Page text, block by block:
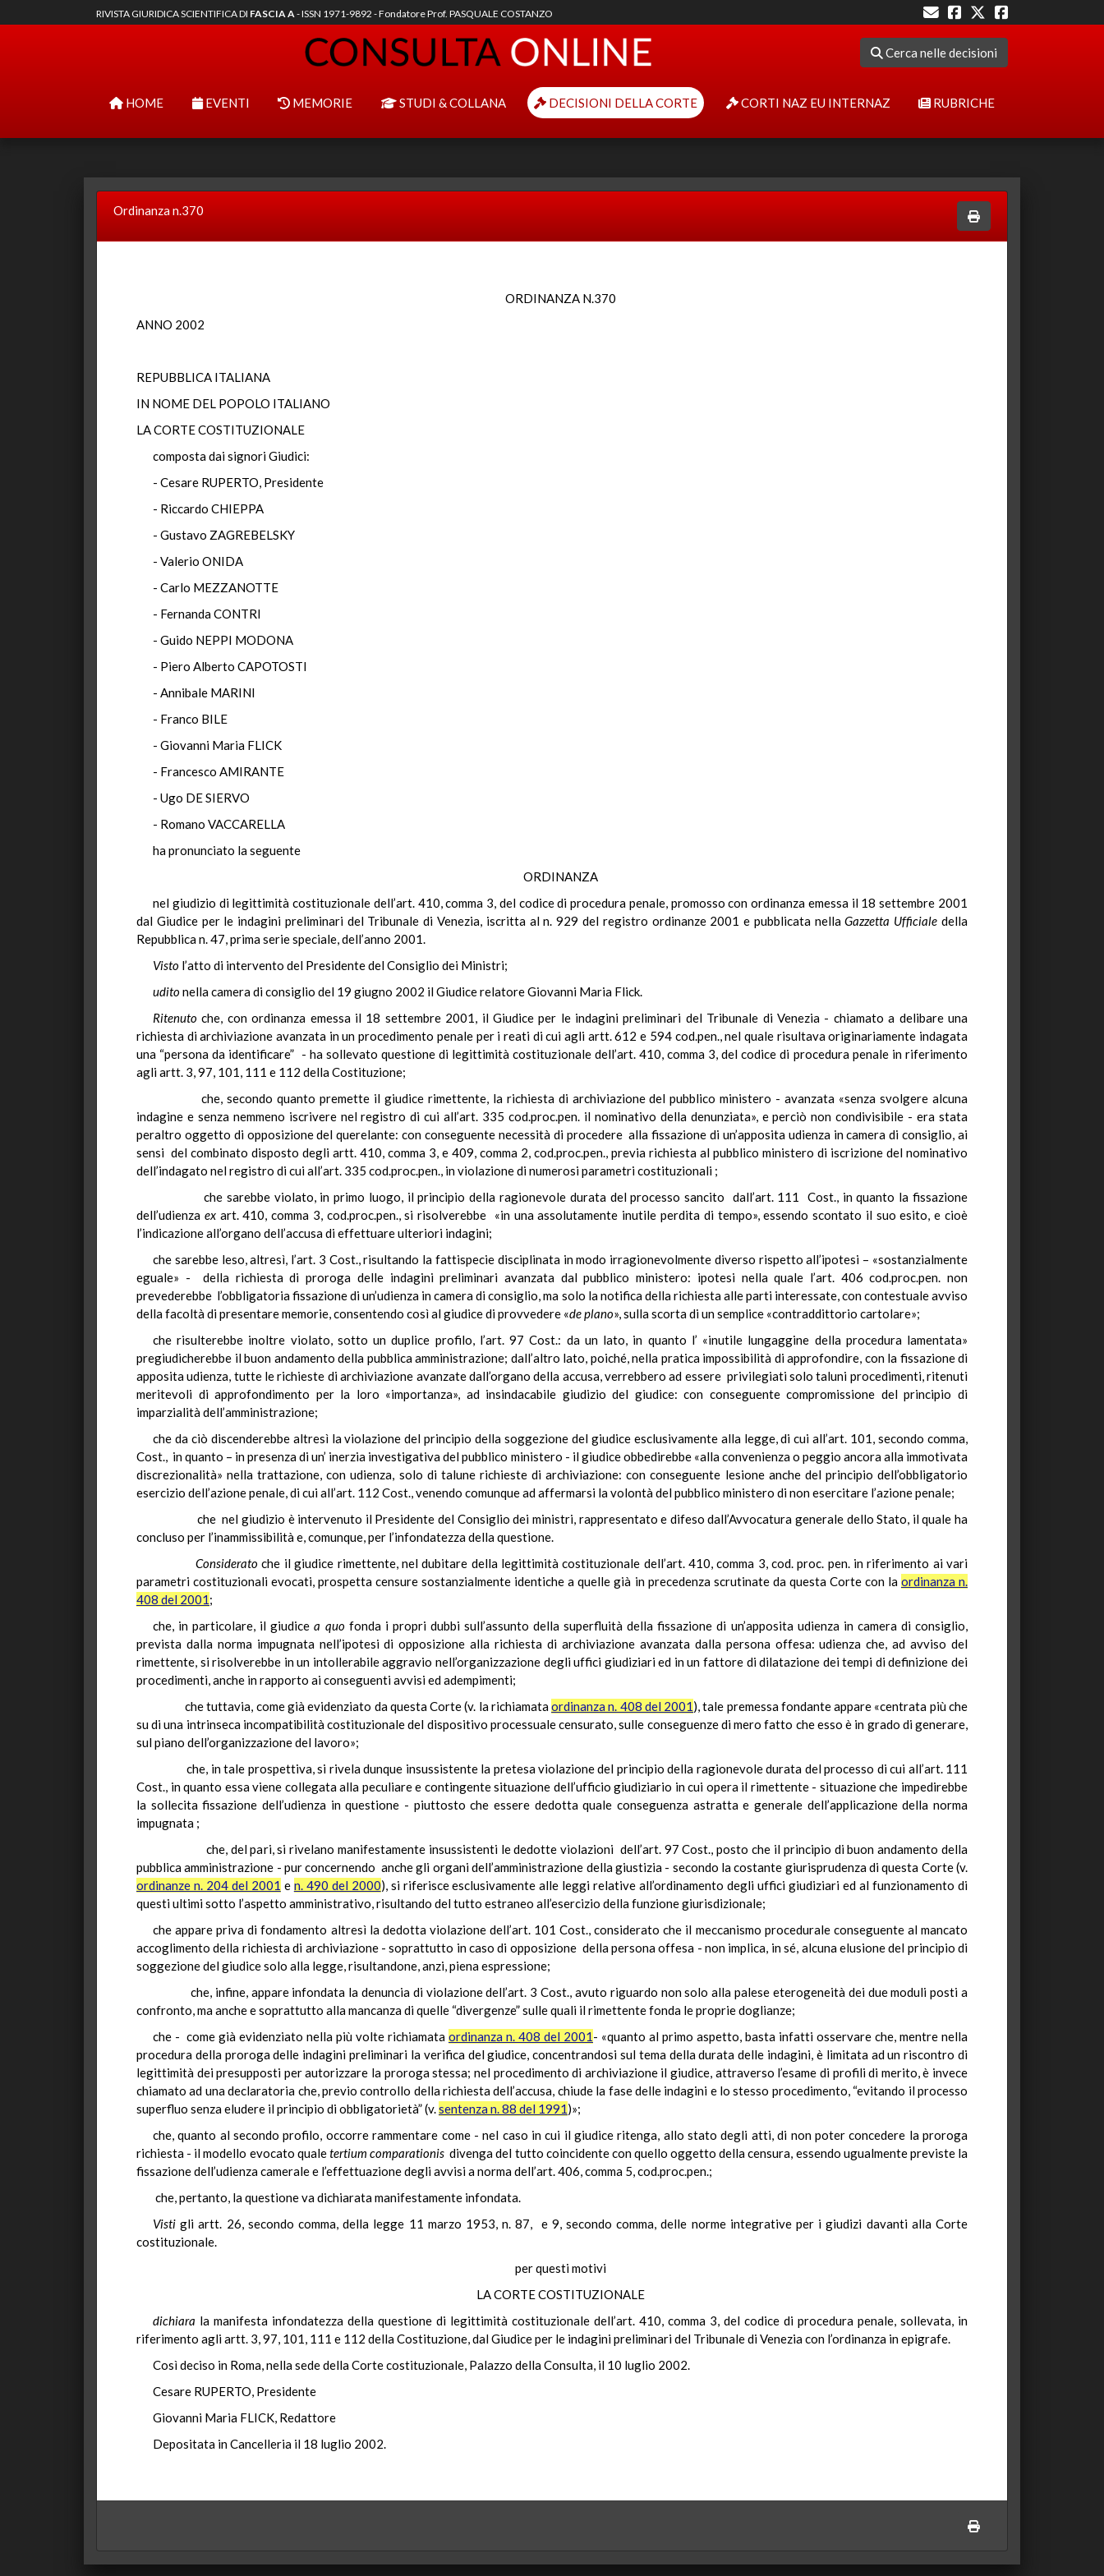
RIVISTA GIURIDICA SCIENTIFICA DI FASCIA A- ISSN 1971-9892 - Fondatore Prof. PASQUALE COSTANZO
Cerca nelle decisioni
HOME EVENTI MEMORIE STUDI & COLLANA DECISIONI DELLA CORTE CORTI NAZ EU INTERNAZ RUBRICHE
Ordinanza n.370
ORDINANZA N.370
ANNO 2002
REPUBBLICA ITALIANA
IN NOME DEL POPOLO ITALIANO
LA CORTE COSTITUZIONALE
composta dai signori Giudici:
- Cesare RUPERTO, Presidente
- Riccardo CHIEPPA
- Gustavo ZAGREBELSKY
- Valerio ONIDA
- Carlo MEZZANOTTE
- Fernanda CONTRI
- Guido NEPPI MODONA
- Piero Alberto CAPOTOSTI
- Annibale MARINI
- Franco BILE
- Giovanni Maria FLICK
- Francesco AMIRANTE
- Ugo DE SIERVO
- Romano VACCARELLA
ha pronunciato la seguente
ORDINANZA
nel giudizio di legittimità costituzionale dell’art. 410, comma 3, del codice di procedura penale, promosso con ordinanza emessa il 18 settembre 2001
dal Giudice per le indagini preliminari del Tribunale di Venezia, iscritta al n. 929 del registro ordinanze 2001 e pubblicata nellaGazzetta Ufficiale della
Repubblica n. 47, prima serie speciale, dell’anno 2001.
Visto l’atto di intervento del Presidente del Consiglio dei Ministri;
uditonella camera di consiglio del 19 giugno 2002 il Giudice relatore Giovanni Maria Flick.
Ritenuto che, con ordinanza emessa il 18 settembre 2001, il Giudice per le indagini preliminari del Tribunale di Venezia - chiamato a delibare una
richiesta di archiviazione avanzata in un procedimento penale per i reati di cui agli artt. 612 e 594 cod.pen., nel quale risultava originariamente indagata
una “persona da identificare” - ha sollevato questione di legittimità costituzionale dell’art. 410, comma 3, del codice di procedura penale in riferimento
agli artt. 3, 97, 101, 111 e 112 della Costituzione;
che, secondo quanto premette il giudice rimettente, la richiesta di archiviazione del pubblico ministero - avanzata «senza svolgere alcuna
indagine e senza nemmeno iscrivere nel registro di cui all’art. 335 cod.proc.pen. il nominativo della denunziata», e perciò non condivisibile - era stata
peraltro oggetto di opposizione del querelante: con conseguente necessità di procedere alla fissazione di un’apposita udienza in camera di consiglio, ai
sensi del combinato disposto degli artt. 410, comma 3, e 409, comma 2, cod.proc.pen., previa richiesta al pubblico ministero di iscrizione del nominativo
dell’indagato nel registro di cui all’art. 335 cod.proc.pen., in violazione di numerosi parametri costituzionali ;
che sarebbe violato, in primo luogo, il principio della ragionevole durata del processo sancito dall’art. 111 Cost., in quanto la fissazione
dell’udienza exart. 410, comma 3, cod.proc.pen., si risolverebbe «in una assolutamente inutile perdita di tempo», essendo scontato il suo esito, e cioè
l’indicazione all’organo dell’accusa di effettuare ulteriori indagini;
che sarebbe leso, altresì, l’art. 3 Cost., risultando la fattispecie disciplinata in modo irragionevolmente diverso rispetto all’ipotesi – «sostanzialmente
eguale» - della richiesta di proroga delle indagini preliminari avanzata dal pubblico ministero: ipotesi nella quale l’art. 406 cod.proc.pen. non
prevederebbe l’obbligatoria fissazione di un’udienza in camera di consiglio, ma solo la notifica della richiesta alle parti interessate, con contestuale avviso
della facoltà di presentare memorie, consentendo così al giudice di provvedere «de plano», sulla scorta di un semplice «contraddittorio cartolare»;
che risulterebbe inoltre violato, sotto un duplice profilo, l’art. 97 Cost.: da un lato, in quanto l’ «inutile lungaggine della procedura lamentata»
pregiudicherebbe il buon andamento della pubblica amministrazione; dall’altro lato, poiché, nella pratica impossibilità di approfondire, con la fissazione di
apposita udienza, tutte le richieste di archiviazione avanzate dall’organo della accusa, verrebbero ad essere privilegiati solo taluni procedimenti, ritenuti
meritevoli di approfondimento per la loro «importanza», ad insindacabile giudizio del giudice: con conseguente compromissione del principio di
imparzialità dell’amministrazione;
che da ciò discenderebbe altresì la violazione del principio della soggezione del giudice esclusivamente alla legge, di cui all’art. 101, secondo comma,
Cost., in quanto – in presenza di un’ inerzia investigativa del pubblico ministero - il giudice obbedirebbe «alla convenienza o peggio ancora alla immotivata
discrezionalità» nella trattazione, con udienza, solo di talune richieste di archiviazione: con conseguente lesione anche del principio dell’obbligatorio
esercizio dell’azione penale, di cui all’art. 112 Cost., venendo comunque ad affermarsi la volontà del pubblico ministero di non esercitare l’azione penale;
che nel giudizio è intervenuto il Presidente del Consiglio dei ministri, rappresentato e difeso dall’Avvocatura generale dello Stato, il quale ha
concluso per l’inammissibilità e, comunque, per l’infondatezza della questione.
Considerato che il giudice rimettente, nel dubitare della legittimità costituzionale dell’art. 410, comma 3, cod. proc. pen. in riferimento ai vari
parametri costituzionali evocati, prospetta censure sostanzialmente identiche a quelle già in precedenza scrutinate da questa Corte con la ordinanza n.
408 del 2001;
che, in particolare, il giudicea quofonda i propri dubbi sull’assunto della superfluità della fissazione di un’apposita udienza in camera di consiglio,
prevista dalla norma impugnata nell’ipotesi di opposizione alla richiesta di archiviazione avanzata dalla persona offesa: udienza che, ad avviso del
rimettente, si risolverebbe in un intollerabile aggravio nell’organizzazione degli uffici giudiziari ed in un fattore di dilatazione dei tempi di definizione dei
procedimenti, anche in rapporto ai conseguenti avvisi ed adempimenti;
che tuttavia, come già evidenziato da questa Corte (v. la richiamataordinanza n. 408 del 2001), tale premessa fondante appare «centrata più che
su di una intrinseca incompatibilità costituzionale del dispositivo processuale censurato, sulle conseguenze di mero fatto che esso è in grado di generare,
sul piano dell’organizzazione del lavoro»;
che, in tale prospettiva, si rivela dunque insussistente la pretesa violazione del principio della ragionevole durata del processo di cui all’art. 111
Cost., in quanto essa viene collegata alla peculiare e contingente situazione dell’ufficio giudiziario in cui opera il rimettente - situazione che impedirebbe
la sollecita fissazione dell’udienza in questione - piuttosto che essere dedotta quale conseguenza astratta e generale dell’applicazione della norma
impugnata ;
che, del pari, si rivelano manifestamente insussistenti le dedotte violazioni dell’art. 97 Cost., posto che il principio di buon andamento della
pubblica amministrazione - pur concernendo anche gli organi dell’amministrazione della giustizia - secondo la costante giurisprudenza di questa Corte (v.
ordinanze n. 204 del 2001 e n. 490 del 2000), si riferisce esclusivamente alle leggi relative all’ordinamento degli uffici giudiziari ed al funzionamento di
questi ultimi sotto l’aspetto amministrativo, risultando del tutto estraneo all’esercizio della funzione giurisdizionale;
che appare priva di fondamento altresì la dedotta violazione dell’art. 101 Cost., considerato che il meccanismo procedurale conseguente al mancato
accoglimento della richiesta di archiviazione - soprattutto in caso di opposizione della persona offesa - non implica, in sé, alcuna elusione del principio di
soggezione del giudice solo alla legge, risultandone, anzi, piena espressione;
che, infine, appare infondata la denuncia di violazione dell’art. 3 Cost., avuto riguardo non solo alla palese eterogeneità dei due moduli posti a
confronto, ma anche e soprattutto alla mancanza di quelle “divergenze” sulle quali il rimettente fonda le proprie doglianze;
che - come già evidenziato nella più volte richiamata ordinanza n. 408 del 2001- «quanto al primo aspetto, basta infatti osservare che, mentre nella
procedura della proroga delle indagini preliminari la verifica del giudice, concentrandosi sul tema della durata delle indagini, è limitata ad un riscontro di
legittimità dei presupposti per autorizzare la proroga stessa; nel procedimento di archiviazione il giudice, attraverso l’esame di profili di merito, è invece
chiamato ad una declaratoria che, previo controllo della richiesta dell’accusa, chiude la fase delle indagini e lo stesso procedimento, “evitando il processo
superfluo senza eludere il principio di obbligatorietà” (v.sentenza n. 88 del 1991)»;
che, quanto al secondo profilo, occorre rammentare come - nel caso in cui il giudice ritenga, allo stato degli atti, di non poter concedere la proroga
richiesta - il modello evocato qualetertium comparationis divenga del tutto coincidente con quello oggetto della censura, essendo ugualmente previste la
fissazione dell’udienza camerale e l’effettuazione degli avvisi a norma dell’art. 406, comma 5, cod.proc.pen.;
che, pertanto, la questione va dichiarata manifestamente infondata.
Visti gli artt. 26, secondo comma, della legge 11 marzo 1953, n. 87, e 9, secondo comma, delle norme integrative per i giudizi davanti alla Corte
costituzionale.
per questi motivi
LA CORTE COSTITUZIONALE
dichiara la manifesta infondatezza della questione di legittimità costituzionale dell’art. 410, comma 3, del codice di procedura penale, sollevata, in
riferimento agli artt. 3, 97, 101, 111 e 112 della Costituzione, dal Giudice per le indagini preliminari del Tribunale di Venezia con l’ordinanza in epigrafe.
Così deciso in Roma, nella sede della Corte costituzionale, Palazzo della Consulta, il 10 luglio 2002.
Cesare RUPERTO, Presidente
Giovanni Maria FLICK, Redattore
Depositata in Cancelleria il 18 luglio 2002.